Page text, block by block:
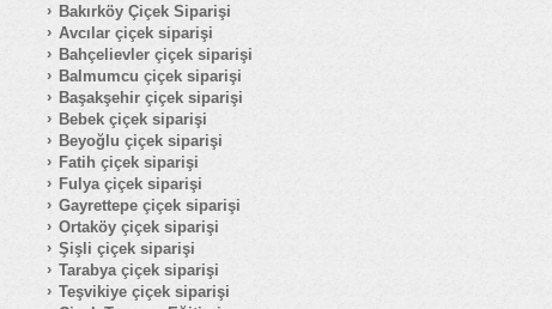
Bakırköy Çiçek Siparişi
Avcılar çiçek siparişi
Bahçelievler çiçek siparişi
Balmumcu çiçek siparişi
Başakşehir çiçek siparişi
Bebek çiçek siparişi
Beyoğlu çiçek siparişi
Fatih çiçek siparişi
Fulya çiçek siparişi
Gayrettepe çiçek siparişi
Ortaköy çiçek siparişi
Şişli çiçek siparişi
Tarabya çiçek siparişi
Teşvikiye çiçek siparişi